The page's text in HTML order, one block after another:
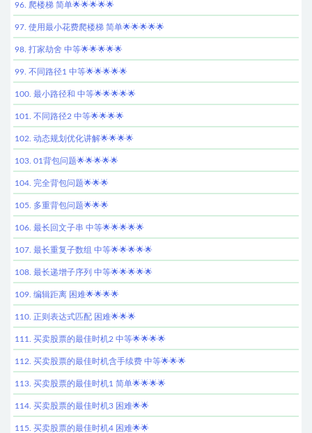
96. 爬楼梯 简单🌟🌟🌟🌟🌟
97. 使用最小花费爬楼梯 简单🌟🌟🌟🌟🌟
98. 打家劫舍 中等🌟🌟🌟🌟🌟
99. 不同路径1 中等🌟🌟🌟🌟🌟
100. 最小路径和 中等🌟🌟🌟🌟🌟
101. 不同路径2 中等🌟🌟🌟🌟
102. 动态规划优化讲解🌟🌟🌟🌟
103. 01背包问题🌟🌟🌟🌟🌟
104. 完全背包问题🌟🌟🌟
105. 多重背包问题🌟🌟🌟
106. 最长回文子串 中等🌟🌟🌟🌟🌟
107. 最长重复子数组 中等🌟🌟🌟🌟🌟
108. 最长递增子序列 中等🌟🌟🌟🌟🌟
109. 编辑距离 困难🌟🌟🌟🌟
110. 正则表达式匹配 困难🌟🌟🌟
111. 买卖股票的最佳时机2 中等🌟🌟🌟🌟
112. 买卖股票的最佳时机含手续费 中等🌟🌟🌟
113. 买卖股票的最佳时机1 简单🌟🌟🌟🌟
114. 买卖股票的最佳时机3 困难🌟🌟
115. 买卖股票的最佳时机4 困难🌟🌟